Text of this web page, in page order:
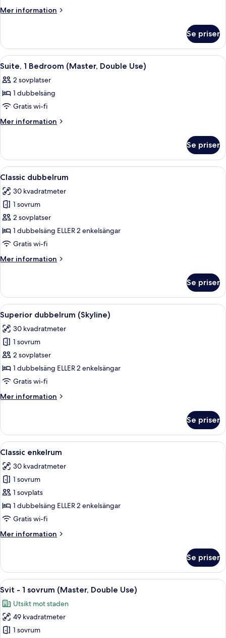
Mer information
Mer
Executive
1
Se priser
Öppna
alla
foton
för
Suite,
1
Double
Use)
Ett hotellrum med en stor säng, två
4
Suite, 1 Bedroom (Master, Double Use)
2 sovplatser
1 dubbelsäng
Gratis wi-fi
Mer information
Mer
1
Bedroom
(Master,
Use)
Se priser
Öppna
alla
foton
för
Classic
dubbelrum
Ett hotellrum med en säng, ett
6
Classic dubbelrum
30 kvadratmeter
1 sovrum
2 sovplatser
1 dubbelsäng ELLER 2 enkelsängar
Gratis wi-fi
Mer information
Mer
dubbelrum
Se priser
Öppna
alla
foton
för
Superior
dubbelrum
(Skyline)
Ett hotellrum med en säng, ett
5
Superior dubbelrum (Skyline)
30 kvadratmeter
1 sovrum
2 sovplatser
1 dubbelsäng ELLER 2 enkelsängar
Gratis wi-fi
Mer information
Mer
dubbelrum
(Skyline)
Se priser
Öppna
alla
foton
för
Classic
enkelrum
Ett hotellrum med en säng, ett
6
Classic enkelrum
30 kvadratmeter
1 sovrum
1 sovplats
1 dubbelsäng ELLER 2 enkelsängar
Gratis wi-fi
Mer information
Mer
enkelrum
Se priser
Öppna
alla
foton
för
Svit
Ett hotellrum med ett skrivbord, två
5
Svit - 1 sovrum (Master, Double Use)
Utsikt mot staden
49 kvadratmeter
1 sovrum